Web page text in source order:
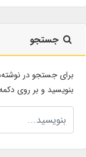
جستجو
برای جستجو در
بنویسید و بر روی دکمه